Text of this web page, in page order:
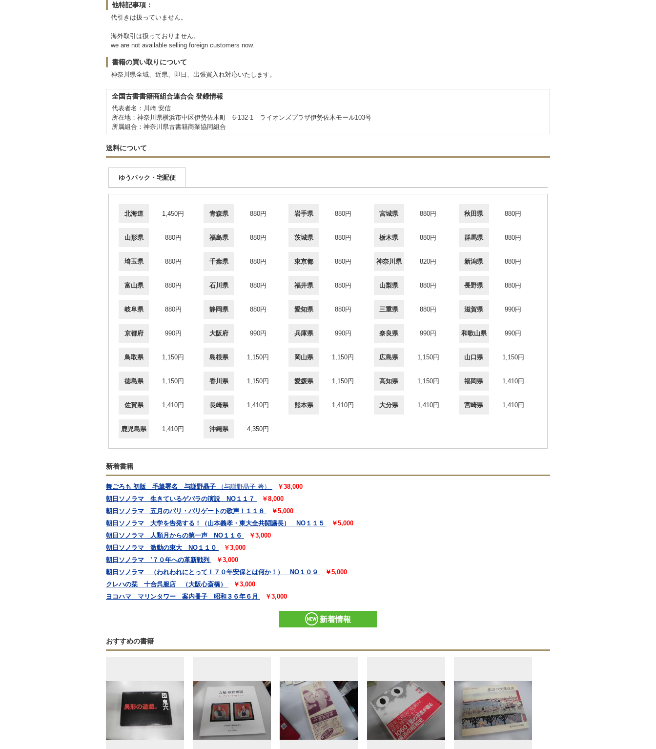
他特記事項：
代引きは扱っていません。
海外取引は扱っておりません。
we are not available selling foreign customers now.
書籍の買い取りについて
神奈川県全域、近県、即日、出張買入れ対応いたします。
全国古書書籍商組合連合会 登録情報
代表者名：川崎 安信
所在地：神奈川県横浜市中区伊勢佐木町 6-132-1 ライオンズプラザ伊勢佐木モール103号
所属組合：神奈川県古書籍商業協同組合
送料について
ゆうパック・宅配便
北海道 1,450円 青森県 880円 岩手県 880円 宮城県 880円 秋田県 880円
山形県 880円 福島県 880円 茨城県 880円 栃木県 880円 群馬県 880円
埼玉県 880円 千葉県 880円 東京都 880円 神奈川県 820円 新潟県 880円
富山県 880円 石川県 880円 福井県 880円 山梨県 880円 長野県 880円
岐阜県 880円 静岡県 880円 愛知県 880円 三重県 880円 滋賀県 990円
京都府 990円 大阪府 990円 兵庫県 990円 奈良県 990円 和歌山県 990円
鳥取県 1,150円 島根県 1,150円 岡山県 1,150円 広島県 1,150円 山口県 1,150円
徳島県 1,150円 香川県 1,150円 愛媛県 1,150円 高知県 1,150円 福岡県 1,410円
佐賀県 1,410円 長崎県 1,410円 熊本県 1,410円 大分県 1,410円 宮崎県 1,410円
鹿児島県 1,410円 沖縄県 4,350円
新着書籍
舞ごろも 初版 毛筆署名 与謝野晶子 （与謝野晶子 著）
￥38,000
朝日ソノラマ 生きているゲバラの演説 NO１１７
￥8,000
朝日ソノラマ 五月のパリ・バリゲートの歌声！１１８
￥5,000
朝日ソノラマ 大学を告発する！（山本義孝・東大全共闘議長） NO１１５
￥5,000
朝日ソノラマ 人類月からの第一声 NO１１６
￥3,000
朝日ソノラマ 激動の東大 NO１１０
￥3,000
朝日ソノラマ ’７０年への革新戦列
￥3,000
朝日ソノラマ （われわれにとって！７０年安保とは何か！） NO１０９
￥5,000
クレハの栞 十合呉服店 （大阪心斎橋）
￥3,000
ヨコハマ マリンタワー 案内冊子 昭和３６年６月
￥3,000
新着情報
おすすめの書籍